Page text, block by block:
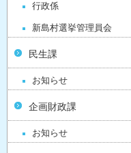
行政係
新島村選挙管理員会
民生課
お知らせ
企画財政課
お知らせ